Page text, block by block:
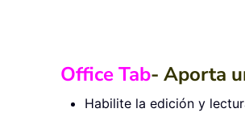
Office Tab- Aporta
Habilite la edición y